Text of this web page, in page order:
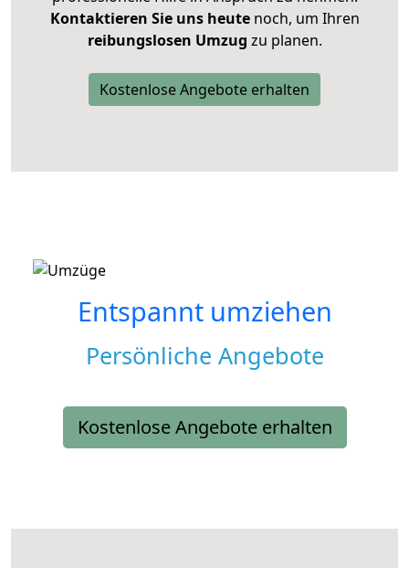
Kontaktieren Sie uns heutenoch, um Ihren
reibungslosen Umzug zu planen.
Kostenlose Angebote erhalten
Entspannt umziehen
Persönliche Angebote
Kostenlose Angebote erhalten